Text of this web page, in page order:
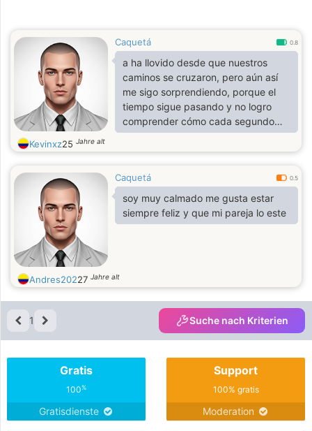
Caquetá 0.8
a ha llovido desde que nuestros
caminos se cruzaron, pero aún así
me sigo sorprendiendo, porque el
tiempo sigue pasando y no logro
comprender cómo cada segundo
que pasa estoy más enamorado de
ti.
Kevinxz25 Jahre alt
Caquetá 0.5
soy muy calmado me gusta estar
siempre feliz y que mi pareja lo este
Andres20227 Jahre alt
1 Suche nach Kriterien
Gratis
100%
Gratisdienste
Support
100% gratis
Moderation